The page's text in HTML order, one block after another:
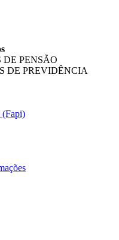
DE PENSÃO
DE PREVIDÊNCIA
(Fapi)